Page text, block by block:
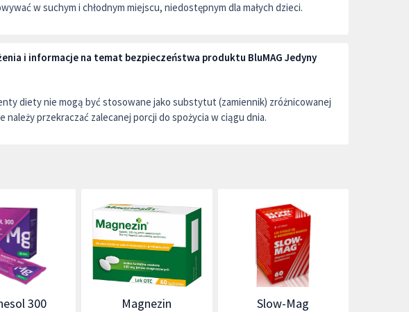
w suchym i chłodnym miejscu, niedostępnym dla małych dzieci.
i informacje na temat bezpieczeństwa produktu BluMAG Jedyny
diety nie mogą być stosowane jako substytut (zamiennik) zróżnicowanej
należy przekraczać zalecanej porcji do spożycia w ciągu dnia.
300 Magnezin Slow-Mag